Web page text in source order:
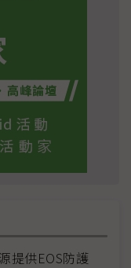
提供EOS防護